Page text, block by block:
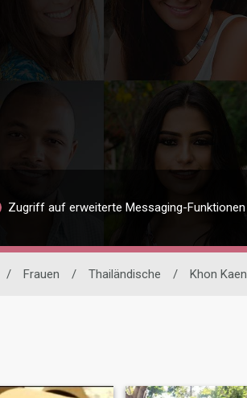
Zugriff auf erweiterte Messaging-Funktionen
/ Frauen / Thailändische / Khon Kaen